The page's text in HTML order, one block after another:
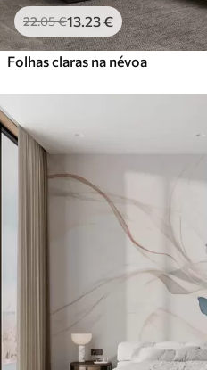
22.05€13 .23€
Folhas claras na névoa